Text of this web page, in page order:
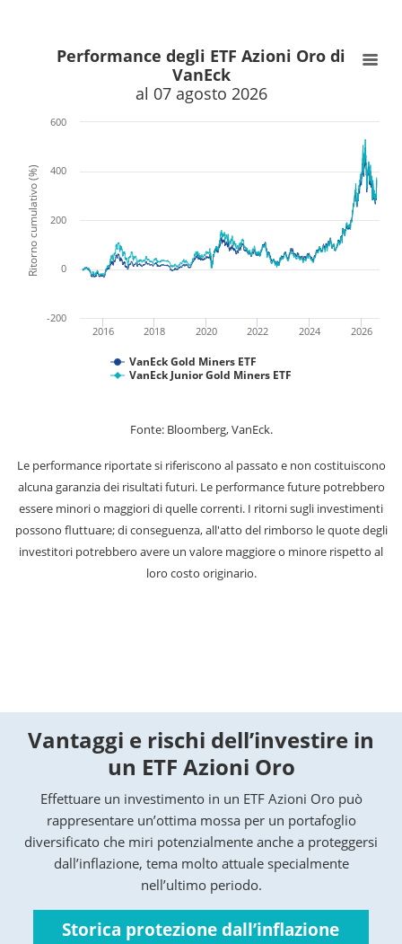
Ritorno cumulativo (%)
Performance degli ETF Azioni Oro di
VanEck
al 07 agosto 2026
2016 2018 2020 2022 2024 2026
-200
0
200
400
600
VanEck Gold Miners ETF
VanEck Junior Gold Miners ETF
Fonte: Bloomberg, VanEck.
Le performance riportate si riferiscono al passato e non costituiscono
alcuna garanzia dei risultati futuri. Le performance future potrebbero
essere minori o maggiori di quelle correnti. I ritorni sugli investimenti
possono fluttuare; di conseguenza, all'atto del rimborso le quote degli
investitori potrebbero avere un valore maggiore o minore rispetto al
loro costo originario.
Vantaggi e rischi dell’investire in
un ETF Azioni Oro
Effettuare un investimento in un ETF Azioni Oro può
rappresentare un’ottima mossa per un portafoglio
diversificato che miri potenzialmente anche a proteggersi
dall’inflazione, tema molto attuale specialmente
nell’ultimo periodo.
Storica protezione dall’inflazione